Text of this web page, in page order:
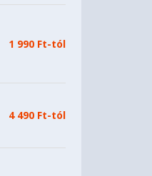
1 990 Ft-tól
4 490 Ft-tól